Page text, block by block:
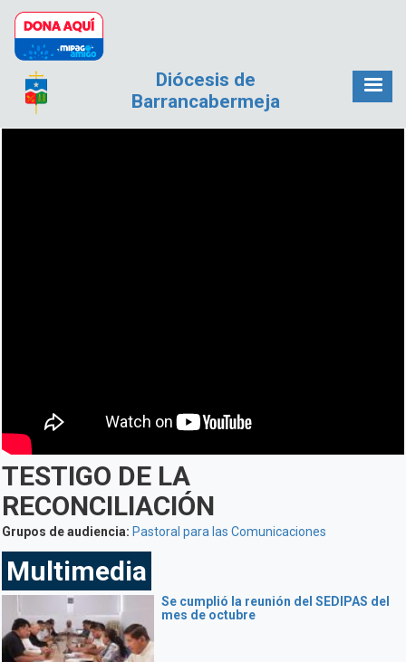
Pasar al contenido principal
Diócesis de
Barrancabermeja
TESTIGO DE LA
RECONCILIACIÓN
Grupos de audiencia: Pastoral para las Comunicaciones
Multimedia
Se cumplió la reunión del SEDIPAS del
mes de octubre